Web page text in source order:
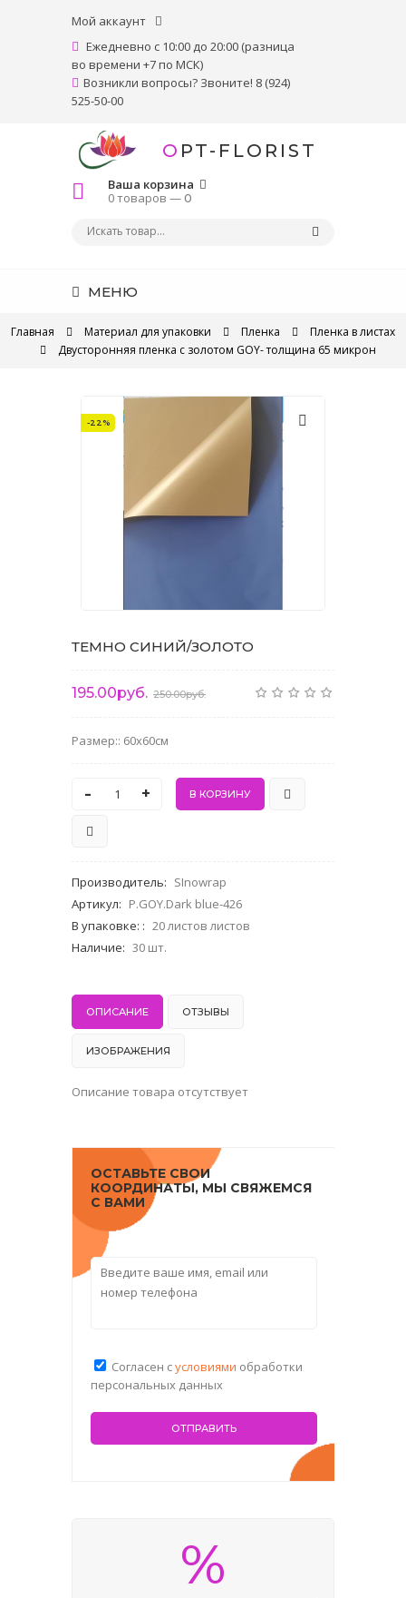
Мой аккаунт
Ежедневно с 10:00 до 20:00 (разница
во времени +7 по МСК)
Возникли вопросы? Звоните! 8 (924)
525-50-00
OPT-FLORIST
Ваша корзина
0 товаров —0
МЕНЮ
Главная Материал для упаковки Пленка
Пленка в листах
Двусторонняя пленка с золотом GOY- толщина 65 микрон
-22%
ТЕМНО СИНИЙ/ЗОЛОТО
195.00руб. 250.00руб.
Размер:: 60x60см
- +
Производитель: SInowrap
Артикул: P.GOY.Dark blue-426
В упаковке: : 20 листов листов
Наличие: 30 шт.
ОПИСАНИЕ ОТЗЫВЫ
ИЗОБРАЖЕНИЯ
Описание товара отсутствует
ОСТАВЬТЕ СВОИ
КООРДИНАТЫ, МЫ СВЯЖЕМСЯ
С ВАМИ
Согласен сусловиями обработки
персональных данных
%